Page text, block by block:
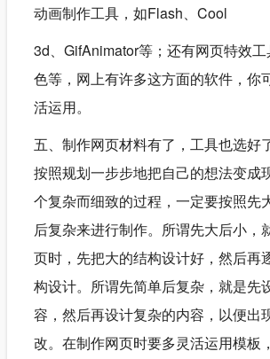
动画制作工具，如Flash、Cool
3d、GifAnimator等；还有网页特效
色等，网上有许多这方面的软件，你
活运用。
五、制作网页材料有了，工具也选好
按照规划一步步地把自己的想法变成
个复杂而细致的过程，一定要按照先
后复杂来进行制作。所谓先大后小，
页时，先把大的结构设计好，然后再
构设计。所谓先简单后复杂，就是先
容，然后再设计复杂的内容，以便出
改。在制作网页时要多灵活运用模板